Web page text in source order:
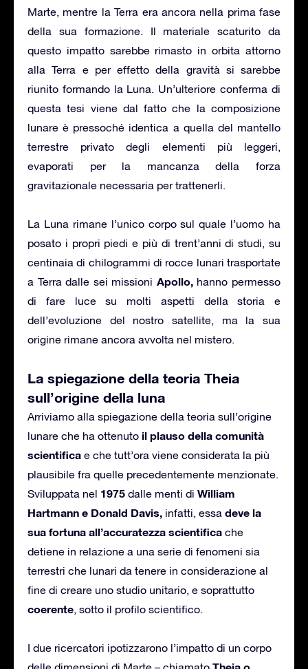
Marte, mentre la Terra era ancora nella prima fase
della sua formazione. Il materiale scaturito da
questo impatto sarebbe rimasto in orbita attorno
alla Terra e per effetto della gravità si sarebbe
riunito formando la Luna. Un’ulteriore conferma di
questa tesi viene dal fatto che la composizione
lunare è pressoché identica a quella del mantello
terrestre privato degli elementi più leggeri,
evaporati per la mancanza della forza
gravitazionale necessaria per trattenerli.
La Luna rimane l’unico corpo sul quale l’uomo ha
posato i propri piedi e più di trent’anni di studi, su
centinaia di chilogrammi di rocce lunari trasportate
a Terra dalle sei missioni Apollo,hanno permesso
di fare luce su molti aspetti della storia e
dell’evoluzione del nostro satellite, ma la sua
origine rimane ancora avvolta nel mistero.
La spiegazione della teoria Theia
sull’origine della luna
Arriviamo alla spiegazione della teoria sull’origine
lunare che ha ottenuto il plauso della comunità
scientifica e che tutt’ora viene considerata la più
plausibile fra quelle precedentemente menzionate.
Sviluppata nel 1975 dalle menti di William
Hartmann e Donald Davis, infatti, essa deve la
sua fortuna all’accuratezza scientifica che
detiene in relazione a una serie di fenomeni sia
terrestri che lunari da tenere in considerazione al
fine di creare uno studio unitario, e soprattutto
coerente, sotto il profilo scientifico.
I due ricercatori ipotizzarono l’impatto di un corpo